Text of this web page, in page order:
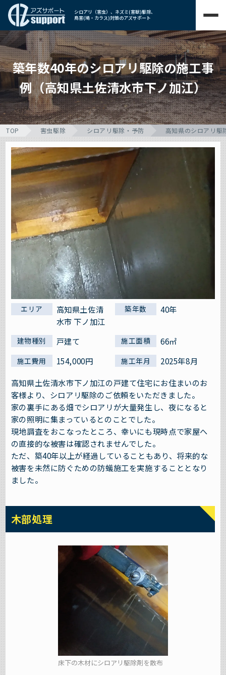
シロアリ（害虫）、ネズミ(害獣)駆除、
鳥害(鳩・カラス)対策のアズサポート
築年数40年のシロアリ駆除の施工事
例（高知県土佐清水市下ノ加江）
TOP 害虫駆除 シロアリ駆除・予防 高知県のシロアリ駆
エリア
高知県土佐清
水市 下ノ加江
築年数 40年
建物種別 戸建て 施工面積 66㎡
施工費用 154,000円 施工年月
2025年8月
高知県土佐清水市下ノ加江の戸建て住宅にお住まいのお
客様より、シロアリ駆除のご依頼をいただきました。
家の裏手にある畑でシロアリが大量発生し、夜になると
家の照明に集まっているとのことでした。
現地調査をおこなったところ、幸いにも現時点で家屋へ
の直接的な被害は確認されませんでした。
ただ、築40年以上が経過していることもあり、将来的な
被害を未然に防ぐための防蟻施工を実施することとなり
ました。
木部処理
床下の木材にシロアリ駆除剤を散布